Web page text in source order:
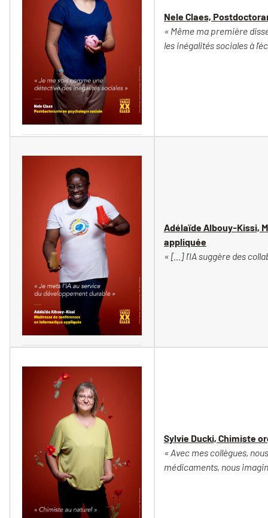
Nele Claes,
« Même ma première
les inégalités sociales à
Adélaïde Albouy-Kissi,
appliquée
« […] l’IA suggère des
Sylvie Ducki, Chimiste
« Avec mes collègues,
médicaments, nous